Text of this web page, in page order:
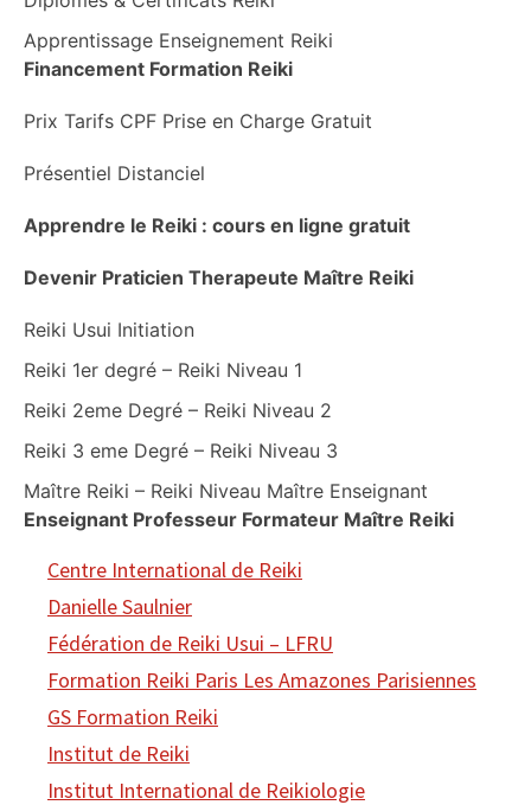
Apprentissage Enseignement Reiki
Financement Formation Reiki
Prix Tarifs CPF Prise en Charge Gratuit
Présentiel Distanciel
Apprendre le Reiki : cours en ligne gratuit
Devenir Praticien Therapeute Maître Reiki
Reiki Usui Initiation
Reiki 1er degré – Reiki Niveau 1
Reiki 2eme Degré – Reiki Niveau 2
Reiki 3 eme Degré – Reiki Niveau 3
Maître Reiki – Reiki Niveau Maître Enseignant
Enseignant Professeur Formateur Maître Reiki
Centre International de Reiki
Danielle Saulnier
Fédération de Reiki Usui – LFRU
Formation Reiki Paris Les Amazones Parisiennes
GS Formation Reiki
Institut de Reiki
Institut International de Reikiologie